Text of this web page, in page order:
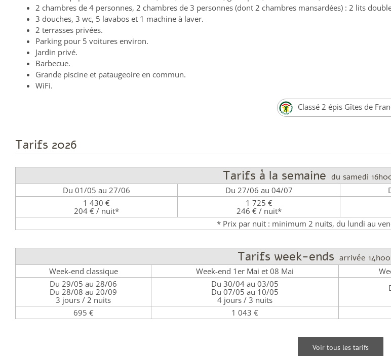
2 chambres de 4 personnes, 2 chambres de 3 personnes (dont 2 chambres mansardées) : 2 lits
3 douches, 3 wc, 5 lavabos et 1 machine à laver.
2 terrasses privées.
Parking pour 5 voitures environ.
Jardin privé.
Barbecue.
Grande piscine et pataugeoire en commun.
WiFi.
Classé 2 épis Gîtes de
Tarifs 2026
Tarifs à la semaine du samedi
Du 01/05 au 27/06 Du 27/06 au 04/07
1 430 €
204 € / nuit*
1 725 €
246 € / nuit*
* Prix par nuit : minimum 2 nuits, du lundi au
Tarifs week-ends arrivée
Week-end classique Week-end 1er Mai et 08 Mai
Du 29/05 au 28/06
Du 28/08 au 20/09
3 jours / 2 nuits
Du 30/04 au 03/05
Du 07/05 au 10/05
4 jours / 3 nuits
695 €
1 043 €
Voir tous les tarifs